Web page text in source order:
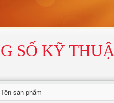
SỐ KỸ
Tên sản phẩm